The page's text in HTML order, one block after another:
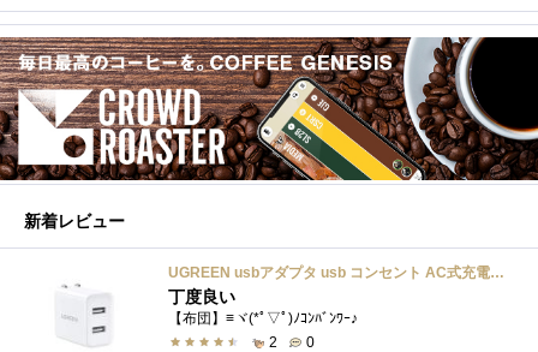
新着レビュー
UGREEN usbアダプタ usb コンセント AC式充電器 3.1A PSE認証済み 折りたたみ式プラグ 2ポート
丁度良い
【布団】≡ヾ(*ﾟ▽ﾟ)ﾉｺﾝﾊﾞﾝﾜｰ♪
2
0